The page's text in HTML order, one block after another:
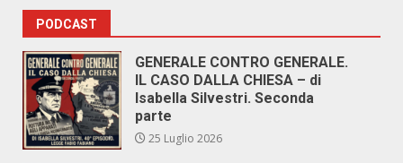
PODCAST
GENERALE CONTRO GENERALE.
IL CASO DALLA CHIESA – di
Isabella Silvestri. Seconda
parte
25 Luglio 2026